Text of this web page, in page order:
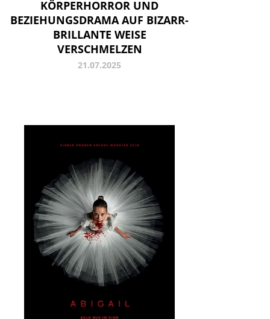
KÖRPERHORROR UND
BEZIEHUNGSDRAMA AUF BIZARR-
BRILLANTE WEISE
VERSCHMELZEN
21.07.2025